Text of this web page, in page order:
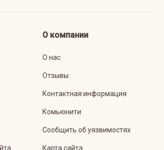
О компании
О нас
Отзывы
Контактная информация
Комьюнити
Сообщить об уязвимостях
Карта сайта